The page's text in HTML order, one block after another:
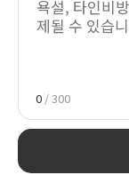
0 / 300